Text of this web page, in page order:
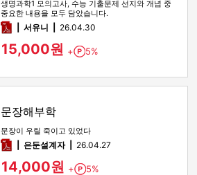
생명과학1 모의고사, 수능 기출문제 선지와 개념 중
중요한 내용을 모두 담았습니다.
pdf서유니 26.04.30
15,000원 + Point
5%
문장해부학
문장이 우릴 죽이고 있었다
pdf은둔설계자 26.04.27
14,000원 + Point
5%